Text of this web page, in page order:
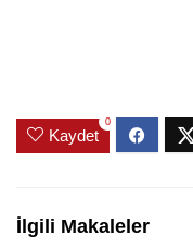
Kaydet
0
İlgili Makaleler